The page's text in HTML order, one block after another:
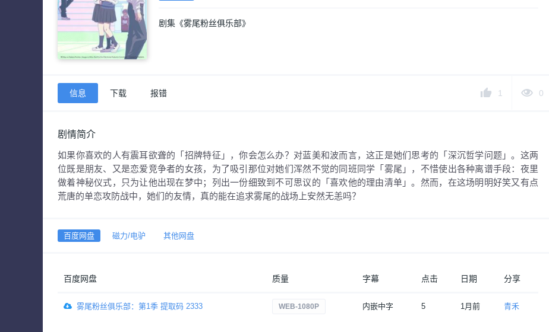
剧集《雾尾粉丝俱乐部》
1 0
信息 下载 报错
剧情简介
如果你喜欢的人有震耳欲聋的「招牌特征」，你会怎么办？对蓝美和波而言，这正是她们思考的「深沉哲学问题」。这两
位既是朋友、又是恋爱竞争者的女孩，为了吸引那位对她们浑然不觉的同班同学「雾尾」，不惜使出各种离谱手段：夜里
做着神秘仪式，只为让他出现在梦中；列出一份细致到不可思议的「喜欢他的理由清单」。然而，在这场明明好笑又有点
荒唐的单恋攻防战中，她们的友情，真的能在追求雾尾的战场上安然无恙吗？
百度网盘 磁力/电驴 其他网盘
百度网盘 质量 字幕 点击 日期 分享
雾尾粉丝俱乐部：第1季 提取码 2333 WEB-1080P 内嵌中字 5 1月前 青禾